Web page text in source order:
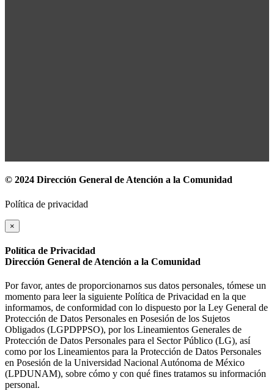
© 2024 Dirección General de Atención a la Comunidad
Política de privacidad
×
Política de Privacidad
Dirección General de Atención a la Comunidad
Por favor, antes de proporcionarnos sus datos personales, tómese un
momento para leer la siguiente Política de Privacidad en la que
informamos, de conformidad con lo dispuesto por la Ley General de
Protección de Datos Personales en Posesión de los Sujetos
Obligados (LGPDPPSO), por los Lineamientos Generales de
Protección de Datos Personales para el Sector Público (LG), así
como por los Lineamientos para la Protección de Datos Personales
en Posesión de la Universidad Nacional Autónoma de México
(LPDUNAM), sobre cómo y con qué fines tratamos su información
personal.